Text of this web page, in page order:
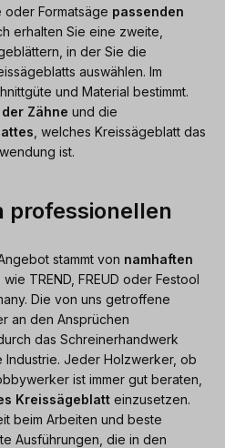
Formatsäge passenden
erhalten Sie eine zweite,
in der Sie die
auswählen. Im
und Material bestimmt.
Zähne und die
, welches Kreissägeblatt das
ist.
professionellen
stammt von namhaften
wie TREND, FREUD oder Festool
Die von uns getroffene
an den Ansprüchen
das Schreinerhandwerk
Jeder Holzwerker, ob
ist immer gut beraten,
Kreissägeblatt einzusetzen.
beim Arbeiten und beste
Ausführungen, die in den